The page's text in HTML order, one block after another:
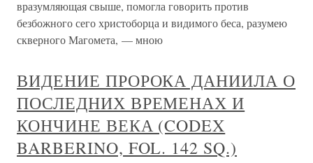
вразумляющая свыше, помогла говорить против
безбожного сего христоборца и видимого беса, разумею
скверного Магомета, — мною
ВИДЕНИЕ ПРОРОКА ДАНИИЛА О
ПОСЛЕДНИХ ВРЕМЕНАХ И
КОНЧИНЕ ВЕКА (CODEX
BARBERINO, FOL. 142 SQ.)